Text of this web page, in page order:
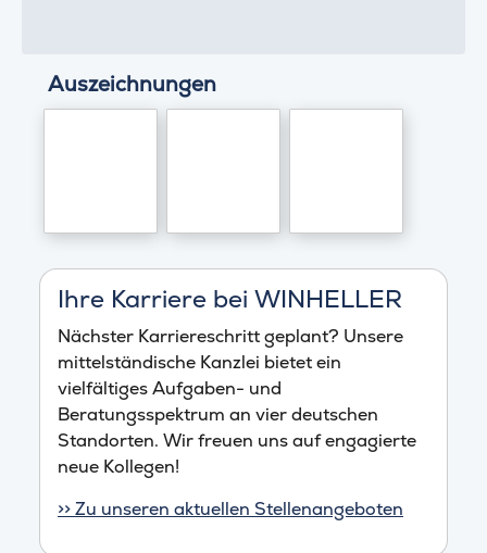
Auszeichnungen
Ihre Karriere bei WINHELLER
Nächster Karriereschritt geplant? Unsere
mittelständische Kanzlei bietet ein
vielfältiges Aufgaben- und
Beratungsspektrum an vier deutschen
Standorten. Wir freuen uns auf engagierte
neue Kollegen!
>> Zu unseren aktuellen Stellenangeboten